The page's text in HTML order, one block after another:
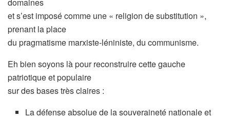
et s’est imposé comme une « religion de substitution »,
prenant la place
du pragmatisme marxiste-léniniste, du communisme.
Eh bien soyons là pour reconstruire cette gauche
patriotique et populaire
sur des bases très claires :
La défense absolue de la souveraineté nationale et